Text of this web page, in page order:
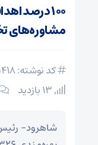
۱۰۰ درصد
کد نوشته: 5418
شاهرود- رئیس